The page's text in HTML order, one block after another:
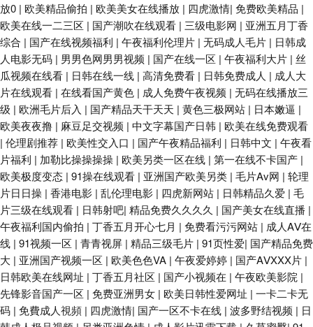
放0 | 欧美精品偷拍 | 欧美美女在线播放 | 四虎激情| 免费欧美精品 |
欧美在线一二三区 | 国产潮吹在线观看 | 三级电影网 | 亚洲五月丁香
综合 | 国产在线视频福利 | 午夜福利伦理片 | 无码成人毛片 | 日韩成
人电影无码 | 男男色网男男视频 | 国产在线一区 | 午夜福利大片 | 丝
瓜视频在线看 | 日韩在线一线 | 高清免费看 | 日韩免费成人 | 成人大
片在线观看 | 在线看国产黄色 | 成人免费午夜视频 | 无码在线播放三
级 | 欧洲毛片后入 | 国产精品天干天天 | 黄色三极网站 | 日本嫩逼 |
欧美夜夜撸 | 麻豆足交视频 | 中文字幕国产日韩 | 欧美在线免费观看
| 伦理剧推荐 | 欧美性交入口 | 国产午夜精品福利 | 日韩中文 | 午夜看
片福利 | 加勒比操操操操 | 欧美另类一区在线 | 第一在线不卡国产 |
欧美极度变态 | 91操在线观看 | 亚洲国产欧美另类 | 毛片Av网 | 轮理
片日日操 | 香港电影 | 乱伦理电影 | 四虎新网站 | 日韩精品久爱 | 毛
片三级在线观看 | 日韩射吧| 精品免费久久久久 | 国产美女在线直播 |
午夜福利国内偷拍 | 丁香五月开心七月 | 免费看污污网站 | 成人AⅤ在
线 | 91视频一区 | 青青视屏 | 精品三级毛片 | 91页性爱| 国产精品免费
大 | 亚洲国产视频一区 | 欧美色色VA | 午夜爱婷婷 | 国产AⅤXXX片 |
日韩欧美在线网址 | 丁香五月社区 | 国产小视频在 | 午夜欧美影院 |
先锋影音国产一区 | 免费亚洲男女 | 欧美日韩性爱网址 | 一卡二卡无
码 | 免費成人視頻 | 四虎激情| 国产一区不卡在线 | 波多野结视频 | 日